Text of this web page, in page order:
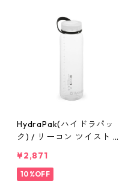
HydraPak(ハイドラパッ
ク) / リーコン ツイスト &
¥2,871
10%OFF